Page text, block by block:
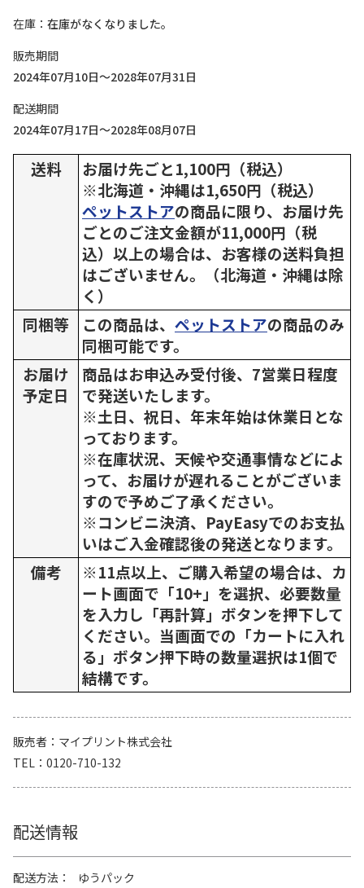
在庫
在庫がなくなりました。
販売期間
2024年07月10日～2028年07月31日
配送期間
2024年07月17日～2028年08月07日
送料
お届け先ごと1,100円（税込）
※北海道・沖縄は1,650円（税込）
ペットストアの商品に限り、お届け先
ごとのご注文金額が11,000円（税
込）以上の場合は、お客様の送料負担
はございません。（北海道・沖縄は除
く）
同梱等
この商品は、 ペットストアの商品のみ
同梱可能です。
お届け
予定日
商品はお申込み受付後、7営業日程度
で発送いたします。
※土日、祝日、年末年始は休業日とな
っております。
※在庫状況、天候や交通事情などによ
って、お届けが遅れることがございま
すので予めご了承ください。
※コンビニ決済、PayEasyでのお支払
いはご入金確認後の発送となります。
備考
※11点以上、ご購入希望の場合は、カ
ート画面で「10+」を選択、必要数量
を入力し「再計算」ボタンを押下して
ください。当画面での「カートに入れ
る」ボタン押下時の数量選択は1個で
結構です。
販売者
マイプリント株式会社
TEL
0120-710-132
配送情報
配送方法
ゆうパック